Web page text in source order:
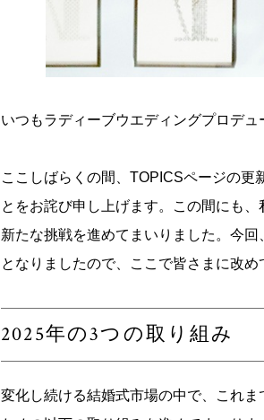
いつもラディーブウエディングプロデ
ここしばらくの間、TOPICSページの更
とをお詫び申し上げます。この間にも
新たな挑戦を進めてまいりました。今
となりましたので、ここで皆さまに改め
2025年の3つの取り組み
変化し続ける結婚式市場の中で、これ